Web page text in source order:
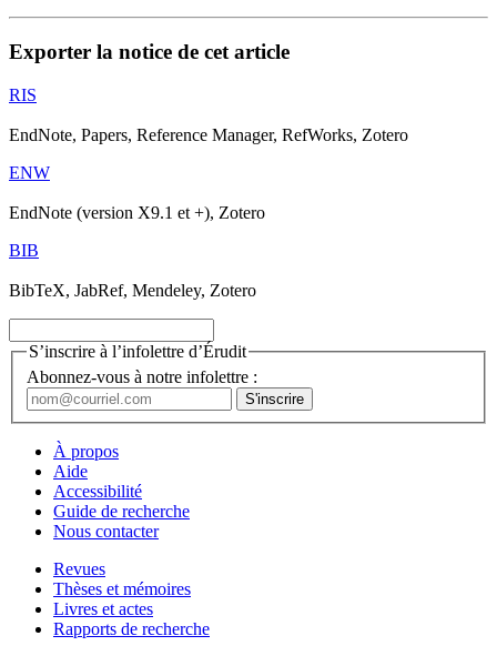
Exporter la notice de cet article
RIS
EndNote, Papers, Reference Manager, RefWorks, Zotero
ENW
EndNote (version X9.1 et +), Zotero
BIB
BibTeX, JabRef, Mendeley, Zotero
S’inscrire à l’infolettre d’Érudit
Abonnez-vous à notre infolettre :
À propos
Aide
Accessibilité
Guide de recherche
Nous contacter
Revues
Thèses et mémoires
Livres et actes
Rapports de recherche